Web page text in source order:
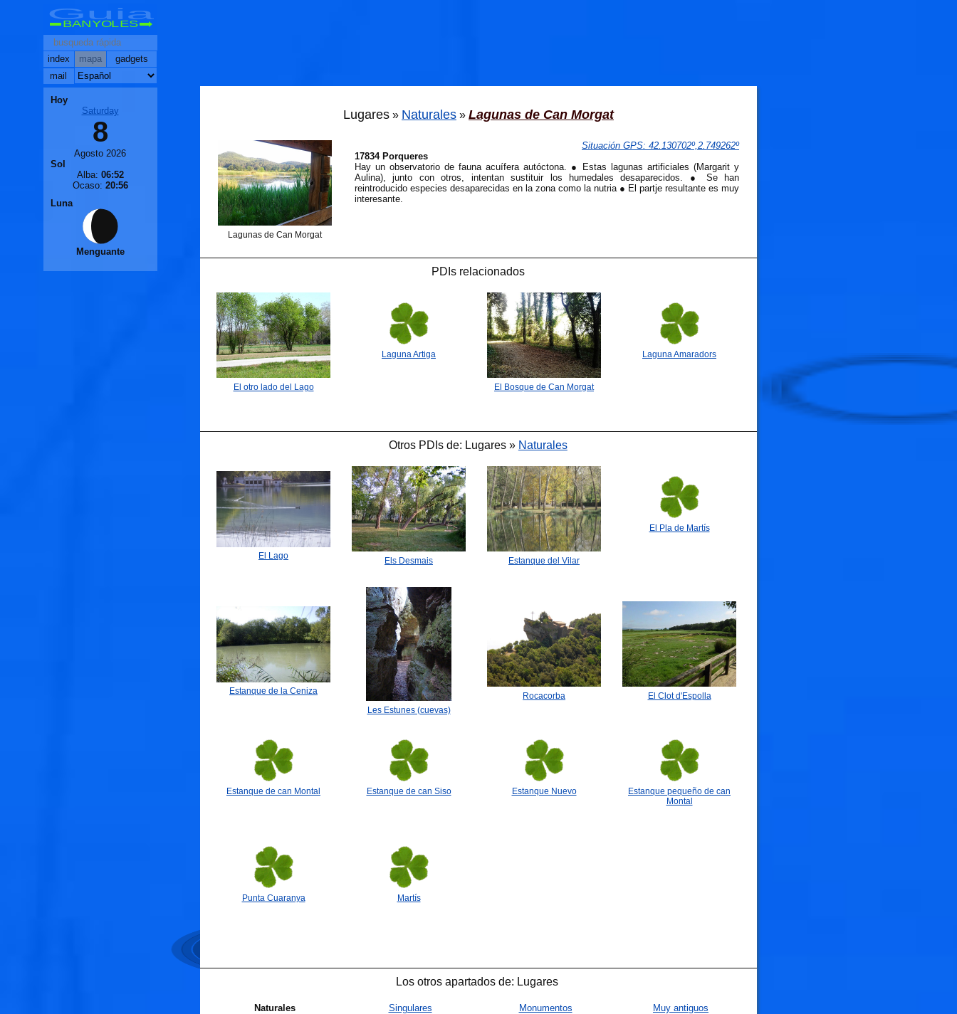
Lugares » Naturales » Lagunas de Can Morgat
Lagunas de Can Morgat
Situación GPS: 42.130702º,2.749262º
17834 Porqueres
Hay un observatorio de fauna acuífera autóctona. ● Estas lagunas artificiales (Margarit y
Aulina), junto con otros, intentan sustituir los humedales desaparecidos. ● Se han
reintroducido especies desaparecidas en la zona como la nutria ● El partje resultante es muy
interesante.
PDIs relacionados
El otro lado del Lago
Laguna Artiga
El Bosque de Can Morgat
Laguna Amaradors
Otros PDIs de: Lugares » Naturales
El Lago Els Desmais Estanque del Vilar
El Pla de Martís
Estanque de la Ceniza
Les Estunes (cuevas)
Rocacorba El Clot d'Espolla
Estanque de can Montal Estanque de can Siso Estanque Nuevo
Estanque pequeño de can
Montal
Punta Cuaranya Martís
Los otros apartados de: Lugares
Naturales Singulares Monumentos Muy antiguos
Guia
BANYOLES
index mapa
gadgets
mail
Hoy
Saturday
8
Agosto 2026
Sol
Alba: 06:52
Ocaso: 20:56
Luna
Menguante
🐟
🐟
🐟
🐟
🐟